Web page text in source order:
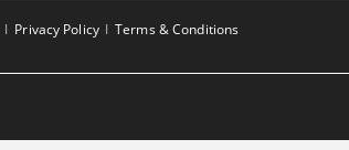
Privacy Policy Terms & Conditions